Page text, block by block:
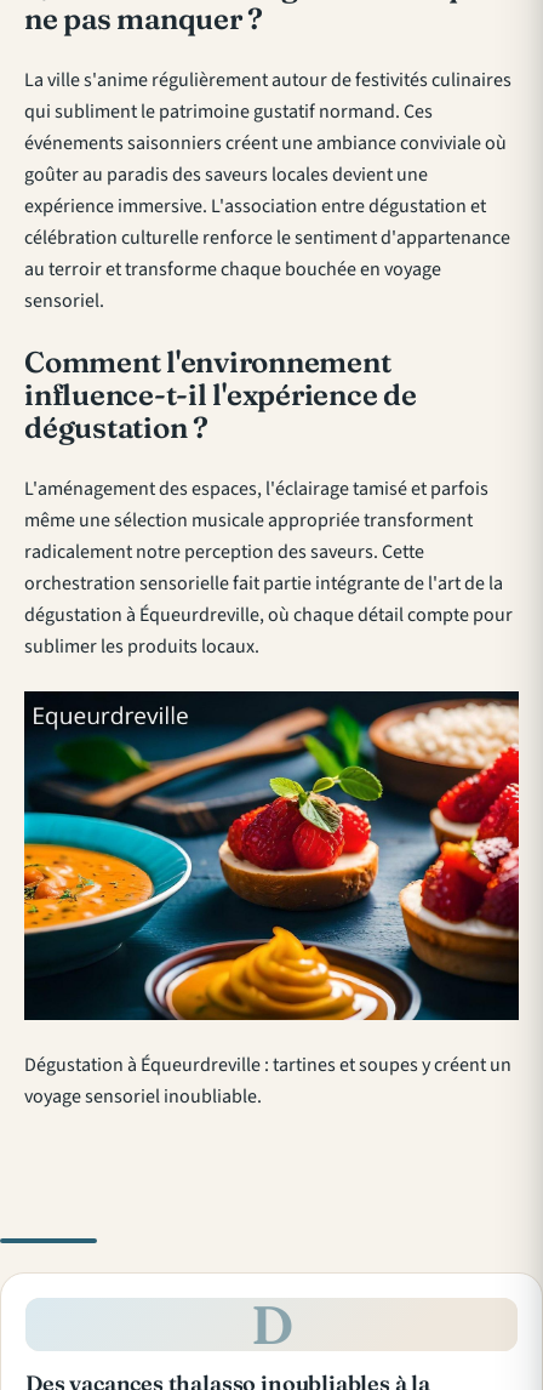
ne pas manquer ?
La ville s'anime régulièrement autour de festivités culinaires
qui subliment le patrimoine gustatif normand. Ces
événements saisonniers créent une ambiance conviviale où
goûter au paradis des saveurs localesdevient une
expérience immersive. L'association entre dégustation et
célébration culturelle renforce le sentiment d'appartenance
au terroir et transforme chaque bouchée en voyage
sensoriel.
Comment l'environnement
influence-t-il l'expérience de
dégustation ?
L'aménagement des espaces, l'éclairage tamisé et parfois
même une sélection musicale appropriée transforment
radicalement notre perception des saveurs. Cette
orchestration sensorielle fait partie intégrante de l'art de la
dégustation à Équeurdreville, où chaque détail compte pour
sublimer les produits locaux.
Dégustation à Équeurdreville : tartines et soupes y créent un
voyage sensoriel inoubliable.
D
Des vacances thalasso inoubliables à la